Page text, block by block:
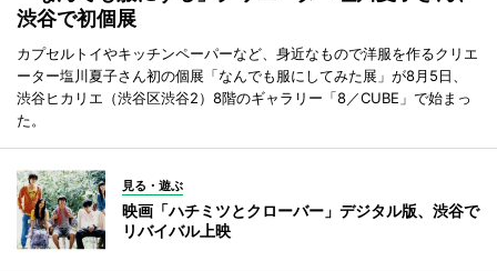
渋谷で初個展
カプセルトイやキッチンペーパーなど、身近なもので洋服を作るクリエ
ーター塩川夏子さん初の個展「なんでも服にしてみた展」が8月5日、
渋谷ヒカリエ（渋谷区渋谷2）8階のギャラリー「8／CUBE」で始まっ
た。
見る・遊ぶ
映画「ハチミツとクローバー」デジタル版、渋谷で
リバイバル上映